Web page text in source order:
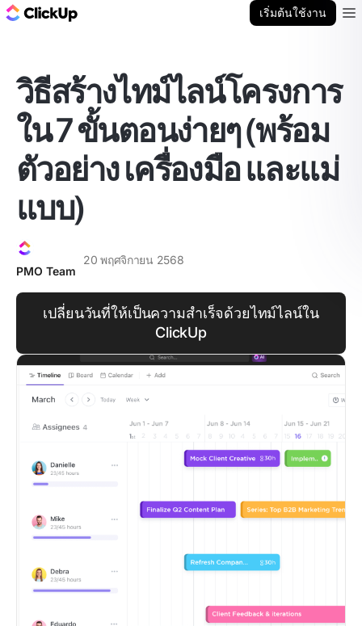
เริ่มต้นใช้งาน
วิธีสร้างไทม์ไลน์โครงการ
ใน 7 ขั้นตอนง่ายๆ (พร้อม
ตัวอย่าง เครื่องมือ และแม่
แบบ)
PMO Team
20 พฤศจิกายน 2568
เปลี่ยนวันที่ให้เป็นความสำเร็จด้วยไทม์ไลน์ใน
ClickUp